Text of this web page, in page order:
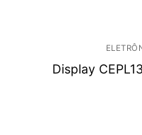
Display